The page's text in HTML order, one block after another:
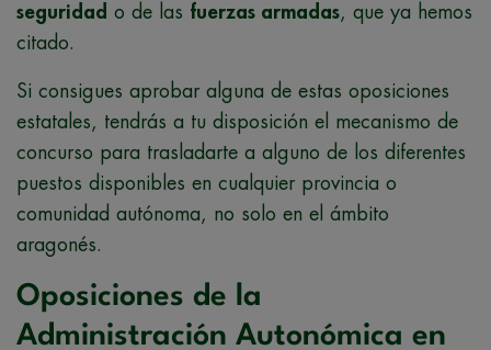
seguridad o de las fuerzas armadas, que ya hemos
citado.
Si consigues aprobar alguna de estas oposiciones
estatales, tendrás a tu disposición el mecanismo de
concurso para trasladarte a alguno de los diferentes
puestos disponibles en cualquier provincia o
comunidad autónoma, no solo en el ámbito
aragonés.
Oposiciones de la
Administración Autonómica en